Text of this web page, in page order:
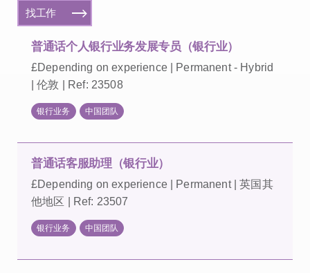
找工作
普通话个人银行业务发展专员（银行业）
£Depending on experience | Permanent - Hybrid
| 伦敦 | Ref: 23508
银行业务 中国团队
普通话客服助理（银行业）
£Depending on experience | Permanent | 英国其
他地区 | Ref: 23507
银行业务 中国团队